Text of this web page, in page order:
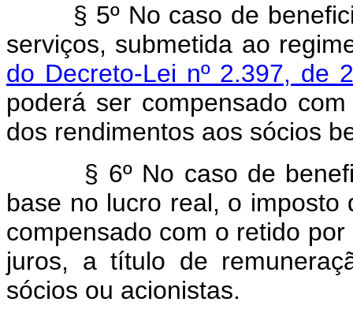
§ 5º No caso de
serviços, submetida ao
do Decreto-Lei nº 2.397, de
poderá ser compensado
dos rendimentos aos sócios
§ 6º No caso de
base no lucro real, o
compensado com o retido
juros, a título de
sócios ou acionistas.